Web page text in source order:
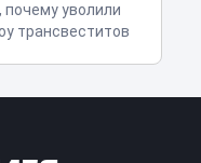
уволили
трансвеститов